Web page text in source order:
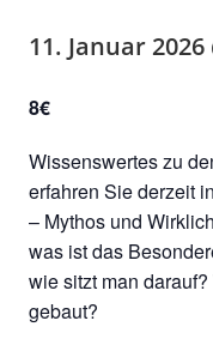
11. Januar
8€
Wissenswertes zu
erfahren Sie derzeit
– Mythos und
was ist das
wie sitzt man
gebaut?